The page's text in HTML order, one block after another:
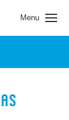
Menu